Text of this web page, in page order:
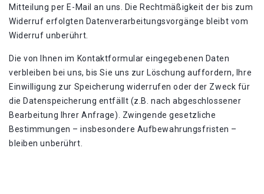
Mitteilung per E-Mail an uns. Die Rechtmäßigkeit der bis zum
Widerruf erfolgten Datenverarbeitungsvorgänge bleibt vom
Widerruf unberührt.
Die von Ihnen im Kontaktformular eingegebenen Daten
verbleiben bei uns, bis Sie uns zur Löschung auffordern, Ihre
Einwilligung zur Speicherung widerrufen oder der Zweck für
die Datenspeicherung entfällt (z.B. nach abgeschlossener
Bearbeitung Ihrer Anfrage). Zwingende gesetzliche
Bestimmungen – insbesondere Aufbewahrungsfristen –
bleiben unberührt.